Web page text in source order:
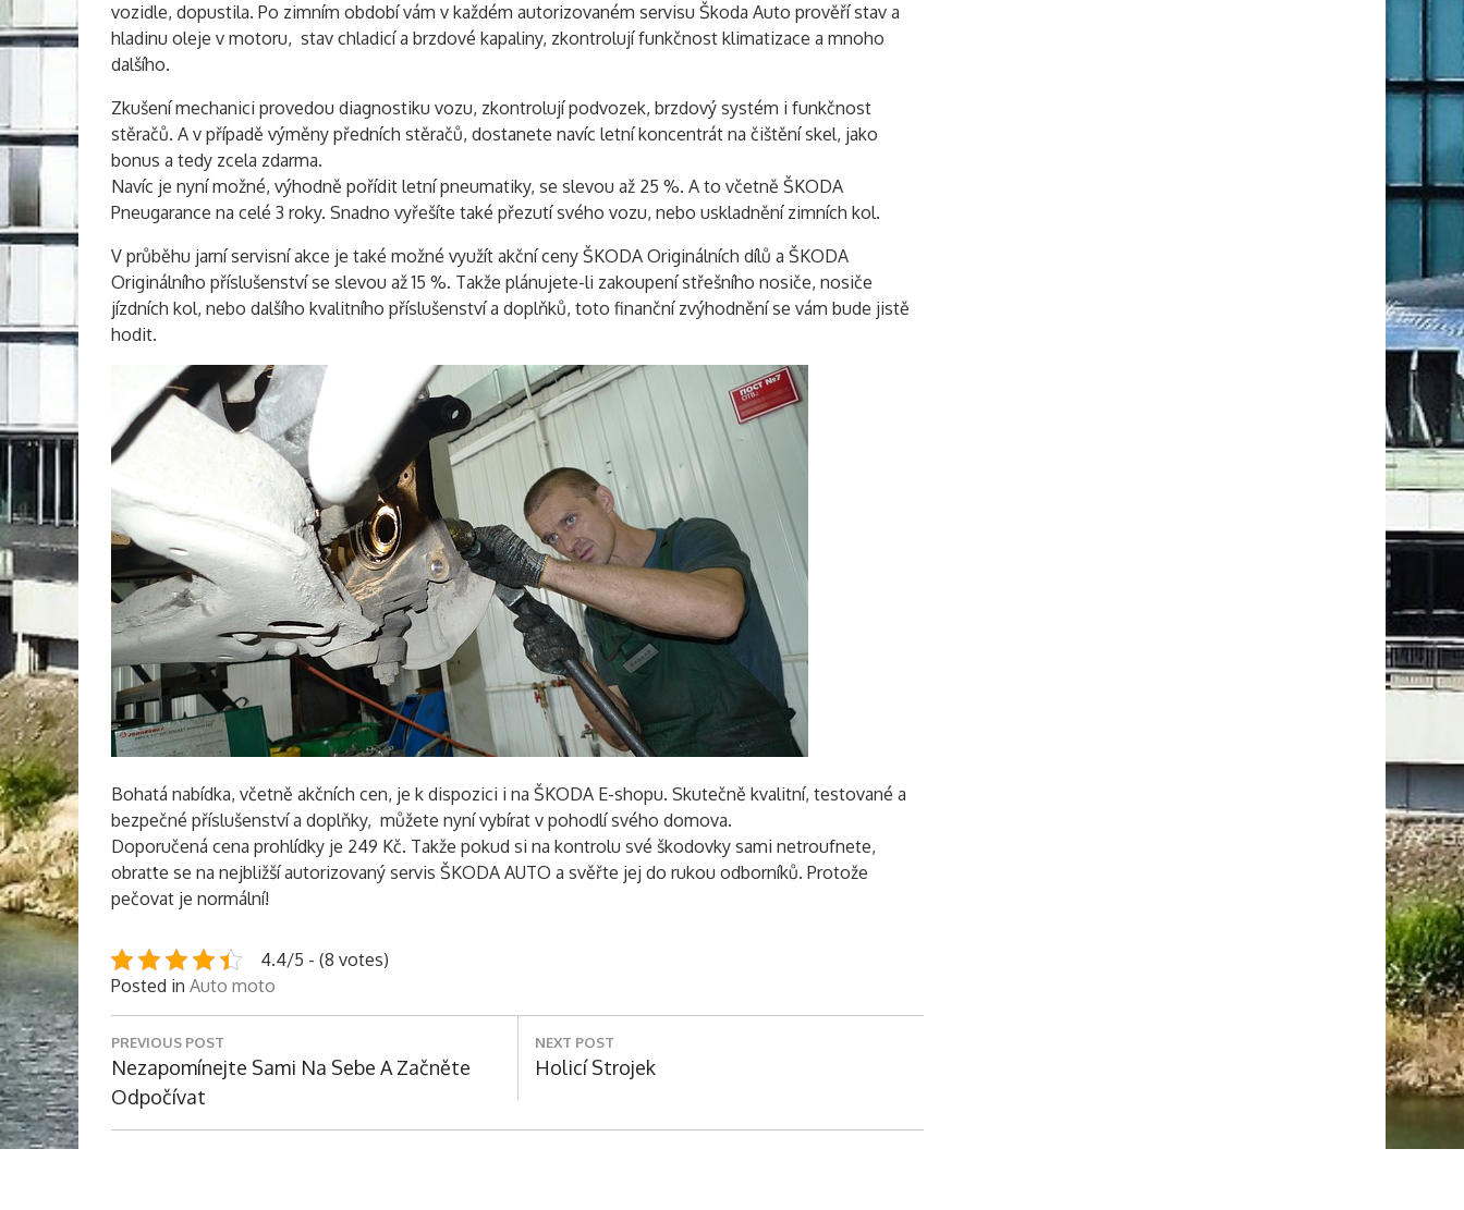
vozidle, dopustila. Po zimním období vám v každém autorizovaném servisu Škoda Auto prověří stav a
hladinu oleje v motoru, stav chladicí a brzdové kapaliny, zkontrolují funkčnost klimatizace a mnoho
dalšího.
Zkušení mechanici provedou diagnostiku vozu, zkontrolují podvozek, brzdový systém i funkčnost
stěračů. A v případě výměny předních stěračů, dostanete navíc letní koncentrát na čištění skel, jako
bonus a tedy zcela zdarma.
Navíc je nyní možné, výhodně pořídit letní pneumatiky, se slevou až 25 %. A to včetně ŠKODA
Pneugarance na celé 3 roky. Snadno vyřešíte také přezutí svého vozu, nebo uskladnění zimních kol.
V průběhu jarní servisní akce je také možné využít akční ceny ŠKODA Originálních dílů a ŠKODA
Originálního příslušenství se slevou až 15 %. Takže plánujete-li zakoupení střešního nosiče, nosiče
jízdních kol, nebo dalšího kvalitního příslušenství a doplňků, toto finanční zvýhodnění se vám bude jistě
hodit.
Bohatá nabídka, včetně akčních cen, je k dispozici i na ŠKODA E-shopu. Skutečně kvalitní, testované a
bezpečné příslušenství a doplňky, můžete nyní vybírat v pohodlí svého domova.
Doporučená cena prohlídky je 249 Kč. Takže pokud si na kontrolu své škodovky sami netroufnete,
obraťte se na nejbližší autorizovaný servis ŠKODA AUTO a svěřte jej do rukou odborníků. Protože
pečovat je normální!
4.4/5 - (8 votes)
Posted in Auto moto
Navigace
pro
příspěvek
PREVIOUS POST
Previous
Post:
Nezapomínejte Sami Na Sebe A Začněte
Odpočívat
NEXT POST
Next
Holicí Strojek